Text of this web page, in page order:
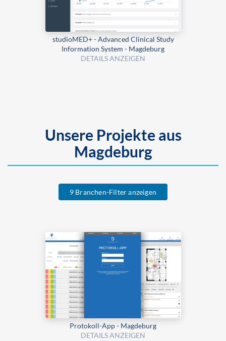
studioMED+ - Advanced Clinical Study
Information System - Magdeburg
DETAILS ANZEIGEN
Unsere Projekte aus
Magdeburg
9 Branchen-Filter anzeigen
Protokoll-App - Magdeburg
DETAILS ANZEIGEN